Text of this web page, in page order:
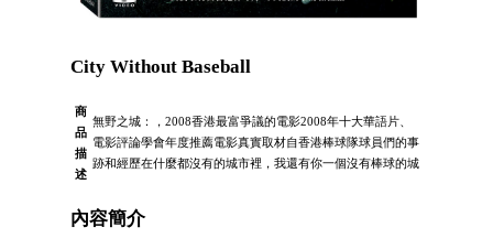
City Without Baseball
商
品
描
述
無野之城：，2008香港最富爭議的電影2008年十大華語片、
電影評論學會年度推薦電影真實取材自香港棒球隊球員們的事
跡和經歷在什麼都沒有的城市裡，我還有你一個沒有棒球的城
內容簡介